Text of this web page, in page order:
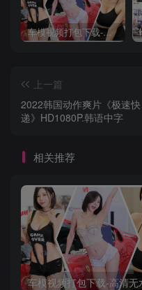
车模视频打包下载-高清无水印版
上一篇
2022韩国动作爽片《极速快
递》HD1080P.韩语中字
相关推荐